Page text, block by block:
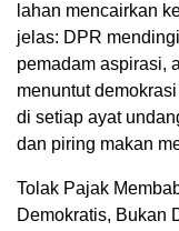
lahan mencairkan
jelas: DPR
pemadam aspirasi,
menuntut
di setiap ayat
dan piring makan
Tolak Pajak
Demokratis, Bukan